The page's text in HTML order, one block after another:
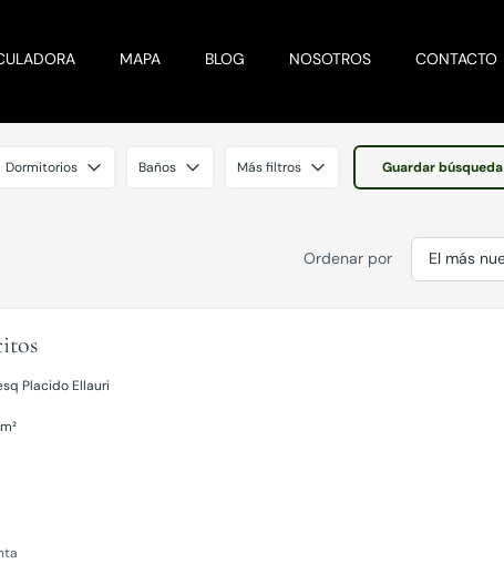
MAPA BLOG NOSOTROS CONTACTO
Guardar búsqueda
Dormitorios Baños Más filtros
Ordenar por
Placido Ellauri
m²